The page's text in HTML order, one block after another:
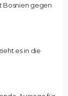
Bosnien gegen
es in die